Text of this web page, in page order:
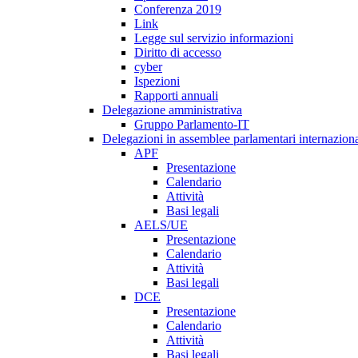
Conferenza 2019
Link
Legge sul servizio informazioni
Diritto di accesso
cyber
Ispezioni
Rapporti annuali
Delegazione amministrativa
Gruppo Parlamento-IT
Delegazioni in assemblee parlamentari
APF
Presentazione
Calendario
Attività
Basi legali
AELS/UE
Presentazione
Calendario
Attività
Basi legali
DCE
Presentazione
Calendario
Attività
Basi legali